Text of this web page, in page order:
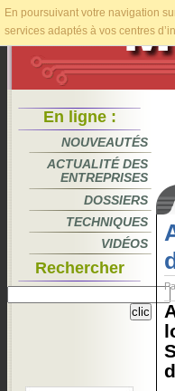
En poursuivant votre navigation
services adaptés à vos centres
En ligne :
NOUVEAUTÉS
ACTUALITÉ DES
ENTREPRISES
DOSSIERS
TECHNIQUES
VIDÉOS
Rechercher